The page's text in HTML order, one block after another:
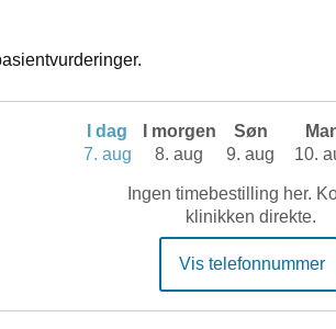
I dag
7. aug
I morgen
8. aug
Søn
9. aug
10.
Ingen timebestilling her.
klinikken direkte.
Vis telefonnummer